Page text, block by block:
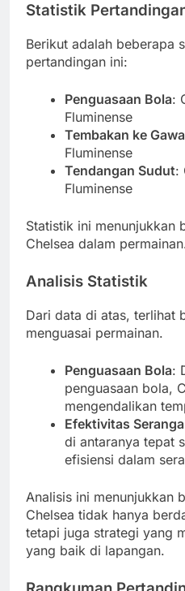
Statistik
Berikut adalah beberapa
pertandingan ini:
Penguasaan Bola:
Fluminense
Tembakan ke
Fluminense
Tendangan Sudut:
Fluminense
Statistik ini menunjukkan
Chelsea dalam
Analisis Statistik
Dari data di atas, terlihat
menguasai permainan.
Penguasaan Bola:
penguasaan bola,
mengendalikan
Efektivitas
di antaranya tepat
efisiensi dalam
Analisis ini menunjukkan
Chelsea tidak hanya
tetapi juga strategi yang
yang baik di lapangan.